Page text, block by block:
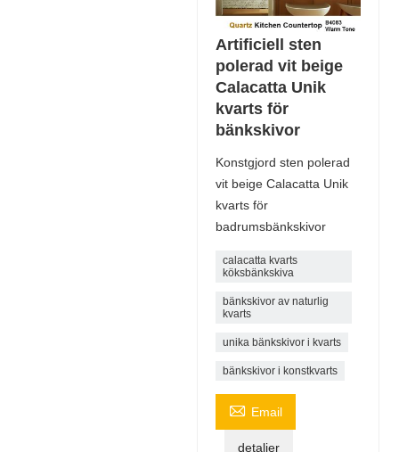
Artificiell sten
polerad vit beige
Calacatta Unik
kvarts för
bänkskivor
Konstgjord sten polerad
vit beige Calacatta Unik
kvarts för
badrumsbänkskivor
calacatta kvarts
köksbänkskiva
bänkskivor av naturlig
kvarts
unika bänkskivor i kvarts
bänkskivor i konstkvarts
 Email
detaljer